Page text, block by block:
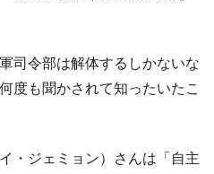
司令部は解体するしかないな
度も聞かされて知ったいたこ
・ジェミョン）さんは「自主